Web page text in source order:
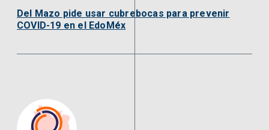
Del Mazo pide usar cubrebocas para prevenir
COVID-19 en el EdoMéx